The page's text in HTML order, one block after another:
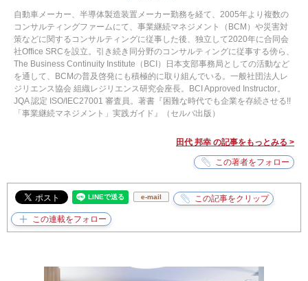
自動車メーカー、半導体製造装置メーカー勤務を経て、2005年より複数の
コンサルティングファームにて、事業継続マネジメント（BCM）や災害対
策などに関するコンサルティングに従事した後、独立して2020年に合同会
社Office SRCを設立。引き続き同分野のコンサルティングに従事する傍ら、
The Business Continuity Institute（BCI）日本支部事務局としての活動など
を通して、BCMの普及啓発にも積極的に取り組んでいる。一般社団法人レ
ジリエンス協会 組織レジリエンス研究会座長。BCI Approved Instructor。
JQA 認定 ISO/IEC27001 審査員。著書『困難な時代でも企業を存続させる!!
「事業継続マネジメント」実践ガイド』（セルバ出版）
田代 邦幸 の記事をもっとみる >
e-mail